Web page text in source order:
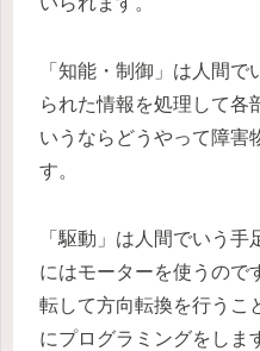
「知能・制御」は人間
られた情報を処理して各
いうならどうやって障害
す。
「駆動」は人間でいう
にはモーターを使うので
転して方向転換を行うこ
にプログラミングをしま